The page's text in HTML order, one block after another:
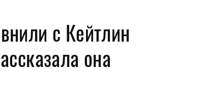
Как носить
Украшения и часы
Парфюм
с Кейтлин
она